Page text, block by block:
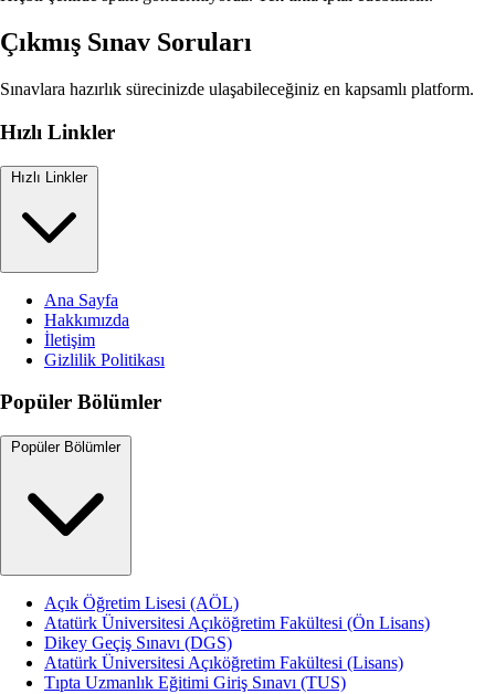
Çıkmış Sınav Soruları
Sınavlara hazırlık sürecinizde ulaşabileceğiniz en kapsamlı platform.
Hızlı Linkler
Hızlı Linkler
Ana Sayfa
Hakkımızda
İletişim
Gizlilik Politikası
Popüler Bölümler
Popüler Bölümler
Açık Öğretim Lisesi (AÖL)
Atatürk Üniversitesi Açıköğretim Fakültesi (Ön Lisans)
Dikey Geçiş Sınavı (DGS)
Atatürk Üniversitesi Açıköğretim Fakültesi (Lisans)
Tıpta Uzmanlık Eğitimi Giriş Sınavı (TUS)